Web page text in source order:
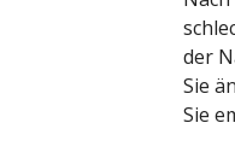
der
Sie
Sie